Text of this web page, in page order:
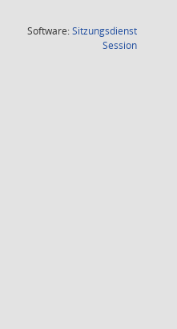
Software:Sitzungsdienst
Session(Wird in